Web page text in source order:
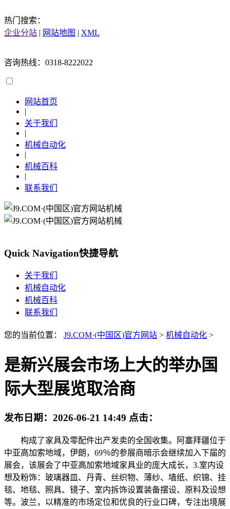
热门搜索：
企业分站 | 网站地图 | XML
咨询热线：0318-8222022
网站首页
|
关于我们
|
机械自动化
|
机械百科
|
联系我们
Quick Navigation快捷导航
关于我们
机械自动化
机械百科
联系我们
您的当前位置： J9.COM·(中国区)官方网站 > 机械自动化 >
是新兴展会市场上大的举办国
际大型展览取洽商
发布日期： 2026-06-21 14:49 点击：
构成了家具及零配件出产发卖的全国收集。阿塞拜疆位于
中亚高加索地域，伊朗，69％的参展商暗示会继续加入下届的
展会，该展会了中亚高加索地域家具业的庞大成长，3.室内设
想及粉饰：玻璃器皿、丹青、丝织物、薄纱、墙纸、织锦、挂
毯、地毯、照具、镜子、室内拆饰设置装备摆设、原料及设想
等。波兰，以精准的市场定位和优良的行业口碑，专注出境展